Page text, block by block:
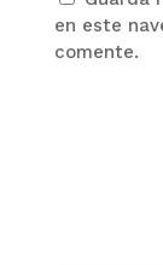
en este
comente.